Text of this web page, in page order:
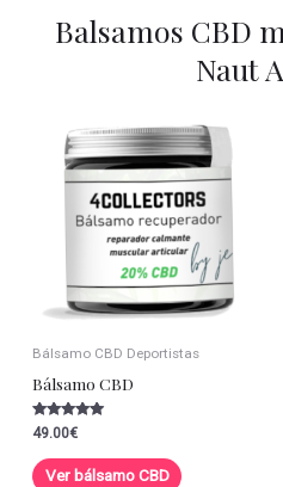
Balsamos CBD
Naut
Bálsamo CBD Deportistas
Bálsamo CBD
Valorado con
5.00
de 5
49.00€
Ver bálsamo CBD